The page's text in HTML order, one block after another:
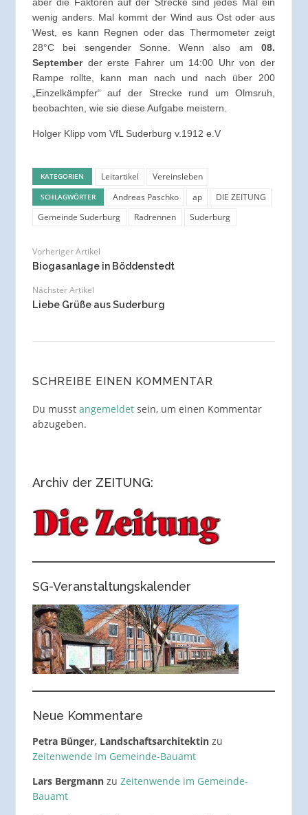
aber die Faktoren auf der Strecke sind jedes Mal ein
wenig anders. Mal kommt der Wind aus Ost oder aus
West, es kann Regnen oder das Thermometer zeigt
28°C bei sengender Sonne. Wenn also am08.
Septemberder erste Fahrer um 14:00 Uhr von der
Rampe rollte, kann man nach und nach über 200
„Einzelkämpfer“ auf der Strecke rund um Olmsruh,
beobachten, wie sie diese Aufgabe meistern.
Holger Klipp vom VfL Suderburg v.1912 e.V
KATEGORIEN Leitartikel Vereinsleben
SCHLAGWÖRTER Andreas Paschko ap
DIE ZEITUNG
Gemeinde Suderburg
Radrennen Suderburg
Vorheriger Artikel
Biogasanlage in Böddenstedt
Nächster Artikel
Liebe Grüße aus Suderburg
SCHREIBE EINEN KOMMENTAR
Du musst angemeldetsein, um einen Kommentar
abzugeben.
Archiv der ZEITUNG:
SG-Veranstaltungskalender
Neue Kommentare
Petra Bünger, Landschaftsarchitektinzu
Zeitenwende im Gemeinde-Bauamt
Lars Bergmannzu Zeitenwende im Gemeinde-
Bauamt